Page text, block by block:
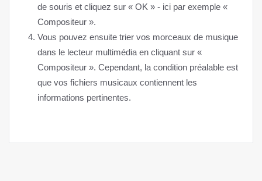
de souris et cliquez sur « OK » - ici par exemple «
Compositeur ».
Vous pouvez ensuite trier vos morceaux de musique
dans le lecteur multimédia en cliquant sur «
Compositeur ». Cependant, la condition préalable est
que vos fichiers musicaux contiennent les
informations pertinentes.